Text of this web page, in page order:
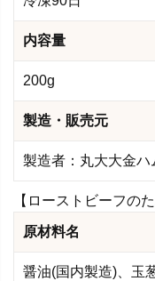
内容量
200g
製造・販売元
製造者：丸大大金ハ
【ローストビーフのた
原材料名
醤油(国内製造)、玉